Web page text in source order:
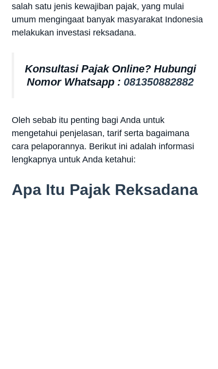
salah satu jenis kewajiban pajak, yang mulai
umum mengingaat banyak masyarakat Indonesia
melakukan investasi reksadana.
Konsultasi Pajak Online? Hubungi
Nomor Whatsapp : 081350882882
Oleh sebab itu penting bagi Anda untuk
mengetahui penjelasan, tarif serta bagaimana
cara pelaporannya. Berikut ini adalah informasi
lengkapnya untuk Anda ketahui:
Apa Itu Pajak Reksadana